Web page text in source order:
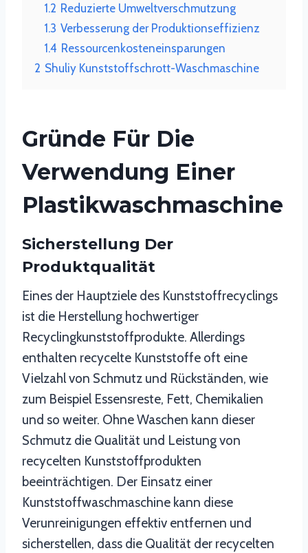
1.2 Reduzierte Umweltverschmutzung
1.3 Verbesserung der Produktionseffizienz
1.4 Ressourcenkosteneinsparungen
2 Shuliy Kunststoffschrott-Waschmaschine
Gründe Für Die
Verwendung Einer
Plastikwaschmaschine
Sicherstellung Der
Produktqualität
Eines der Hauptziele des Kunststoffrecyclings
ist die Herstellung hochwertiger
Recyclingkunststoffprodukte. Allerdings
enthalten recycelte Kunststoffe oft eine
Vielzahl von Schmutz und Rückständen, wie
zum Beispiel Essensreste, Fett, Chemikalien
und so weiter. Ohne Waschen kann dieser
Schmutz die Qualität und Leistung von
recycelten Kunststoffprodukten
beeinträchtigen. Der Einsatz einer
Kunststoffwaschmaschine kann diese
Verunreinigungen effektiv entfernen und
sicherstellen, dass die Qualität der recycelten